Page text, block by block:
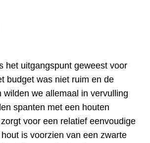
het uitgangspunt geweest voor
budget was niet ruim en de
wilden we allemaal in vervulling
spanten met een houten
voor een relatief eenvoudige
is voorzien van een zwarte